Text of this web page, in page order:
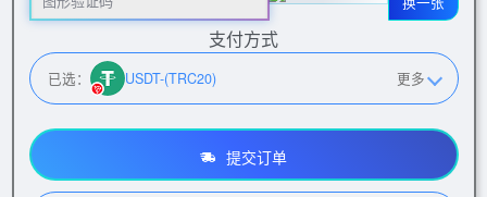
支付方式
已选： USDT-(TRC20) 更多
提交订单